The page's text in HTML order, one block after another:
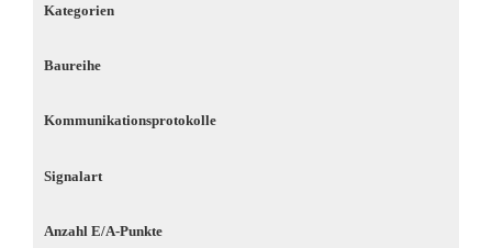
Kategorien
Baureihe
Kommunikationsprotokolle
Signalart
Anzahl E/A-Punkte